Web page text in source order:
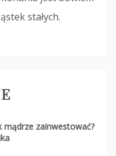
stałych.
mądrze zainwestować?